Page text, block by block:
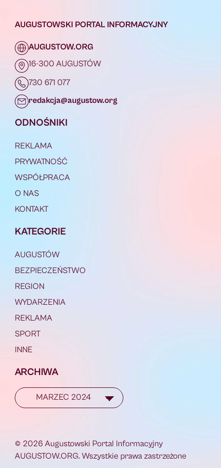
AUGUSTOWSKI PORTAL INFORMACYJNY
AUGUSTOW.ORG
16-300 AUGUSTÓW
730 671 077
redakcja@augustow.org
ODNOŚNIKI
REKLAMA
PRYWATNOŚĆ
WSPÓŁPRACA
O NAS
KONTAKT
KATEGORIE
AUGUSTÓW
BEZPIECZEŃSTWO
REGION
WYDARZENIA
REKLAMA
SPORT
INNE
ARCHIWA
© 2026 Augustowski Portal Informacyjny
AUGUSTOW.ORG. Wszystkie prawa zastrzeżone